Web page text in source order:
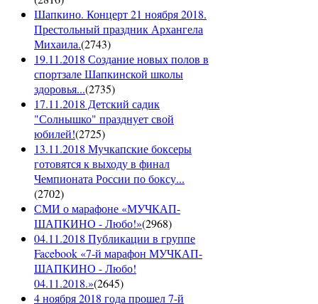
Шапкино. Концерт 21 ноября 2018.
Престольный праздник Архангела
Михаила.(2743)
19.11.2018 Создание новых полов в
спортзале Шапкинской школы
здоровья...(2735)
17.11.2018 Детский садик
"Солнышко" празднует свой
юбилей!(2725)
13.11.2018 Мучкапские боксеры
готовятся к выходу в финал
Чемпионата России по боксу...
(2702)
СМИ о марафоне «МУЧКАП-
ШАПКИНО - Любо!»(2968)
04.11.2018 Публикации в группе
Facebook «7-й марафон МУЧКАП-
ШАПКИНО - Любо!
04.11.2018.»(2645)
4 ноября 2018 года прошел 7-й